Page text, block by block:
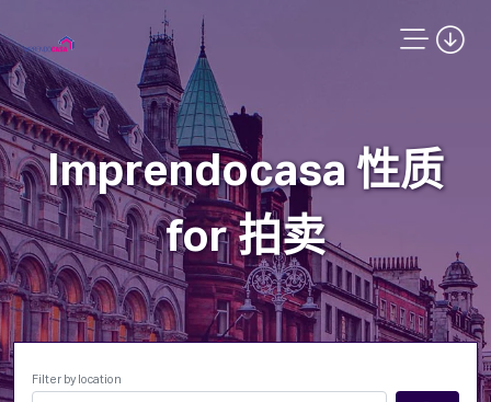
Imprendocasa 性质
for 拍卖
Filter by location